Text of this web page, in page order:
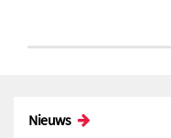
Nieuws